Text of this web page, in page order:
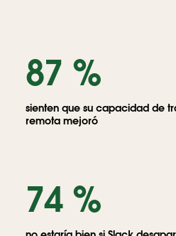
personas
enviando
mensajes
a
personas
87 %
sienten que su capacidad de
remota mejoró
74 %